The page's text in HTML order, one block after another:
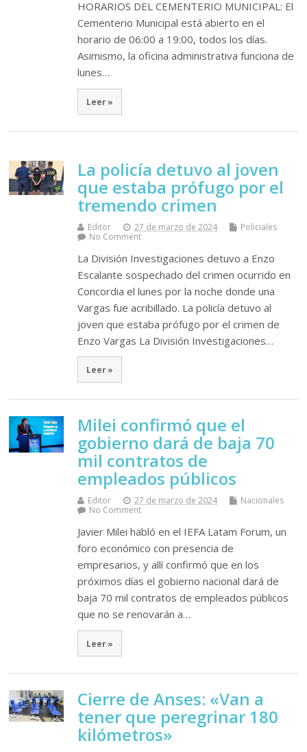
HORARIOS DEL CEMENTERIO MUNICIPAL: El
Cementerio Municipal está abierto en el
horario de 06:00 a 19:00, todos los días.
Asimismo, la oficina administrativa funciona de
lunes…
Leer »
La policía detuvo al joven
que estaba prófugo por el
tremendo crimen
Editor 27 de marzo de 2024
Policiales
No Comment
La División Investigaciones detuvo a Enzo
Escalante sospechado del crimen ocurrido en
Concordia el lunes por la noche donde una
Vargas fue acribillado. La policía detuvo al
joven que estaba prófugo por el crimen de
Enzo Vargas La División Investigaciones…
Leer »
Milei confirmó que el
gobierno dará de baja 70
mil contratos de
empleados públicos
Editor 27 de marzo de 2024
Nacionales
No Comment
Javier Milei habló en el IEFA Latam Forum, un
foro económico con presencia de
empresarios, y allí confirmó que en los
próximos días el gobierno nacional dará de
baja 70 mil contratos de empleados públicos
que no se renovarán a…
Leer »
Cierre de Anses: «Van a
tener que peregrinar 180
kilómetros»